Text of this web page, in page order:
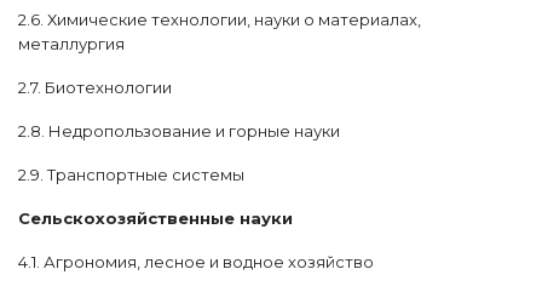
2.6. Химические технологии, науки о материалах,
металлургия
2.7. Биотехнологии
2.8. Недропользование и горные науки
2.9. Транспортные системы
Сельскохозяйственные науки
4.1. Агрономия, лесное и водное хозяйство